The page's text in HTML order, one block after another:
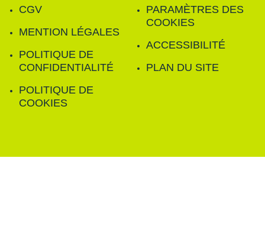
CGV
MENTION LÉGALES
POLITIQUE DE
CONFIDENTIALITÉ
POLITIQUE DE
COOKIES
PARAMÈTRES DES
COOKIES
ACCESSIBILITÉ
PLAN DU SITE